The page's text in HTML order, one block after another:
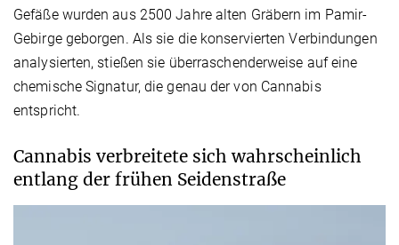
Gefäße wurden aus 2500 Jahre alten Gräbern im Pamir-
Gebirge geborgen. Als sie die konservierten Verbindungen
analysierten, stießen sie überraschenderweise auf eine
chemische Signatur, die genau der von Cannabis
entspricht.
Cannabis verbreitete sich wahrscheinlich
entlang der frühen Seidenstraße